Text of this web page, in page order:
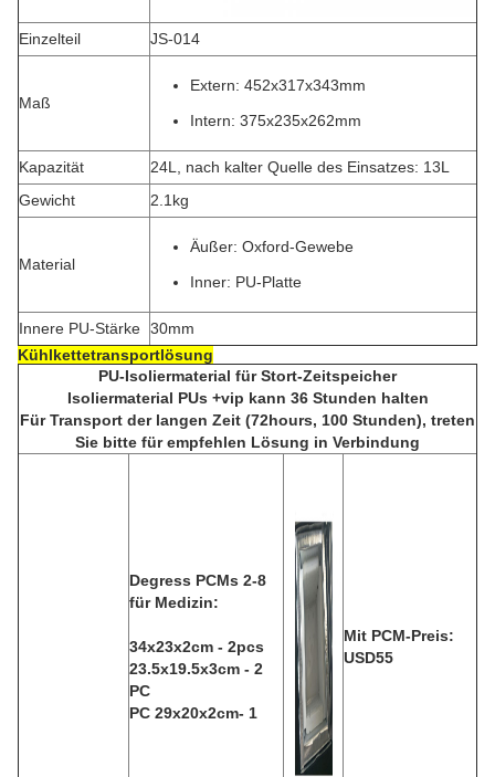
Einzelteil JS-014
Maß
Extern: 452x317x343mm
Intern: 375x235x262mm
Kapazität
24L, nach kalter Quelle des Einsatzes: 13L
Gewicht
2.1kg
Material
Äußer: Oxford-Gewebe
Inner: PU-Platte
Innere PU-Stärke 30mm
Kühlkettetransportlösung
PU-Isoliermaterial für Stort-Zeitspeicher
Isoliermaterial PUs +vip kann 36 Stunden halten
Für Transport der langen Zeit (72hours, 100 Stunden), treten
Sie bitte für empfehlen Lösung in Verbindung
Degress PCMs 2-8
für Medizin:
34x23x2cm - 2pcs
23.5x19.5x3cm - 2
PC
PC 29x20x2cm- 1
Mit PCM-Preis:
USD55